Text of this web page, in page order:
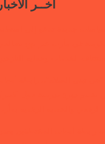
اخــر الاخبار